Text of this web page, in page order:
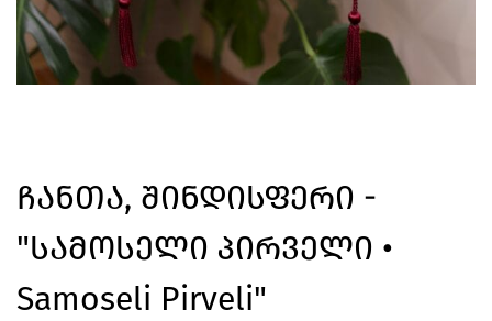
Ჩანთა, Შინდისფერი -
"სამოსელი Პირველი •
Samoseli Pirveli"